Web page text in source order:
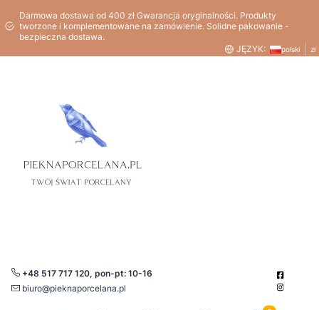
Darmowa dostawa od 400 zł Gwarancja oryginalności. Produkty
tworzone i komplementowane na zamówienie. Solidne pakowanie -
bezpieczna dostawa.
JĘZYK:
polski zł
+48 517 717 120, pon-pt: 10-16
biuro@pieknaporcelana.pl